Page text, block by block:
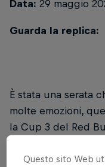
Data: 29 maggio
Guarda la replica:
È stata una serata
molte emozioni,
la Cup 3 del Red
“b0x” Betka a
Questo sito Web